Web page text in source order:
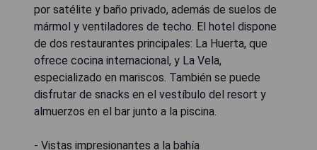
por satélite y baño privado, además de suelos de
mármol y ventiladores de techo. El hotel dispone
de dos restaurantes principales: La Huerta, que
ofrece cocina internacional, y La Vela,
especializado en mariscos. También se puede
disfrutar de snacks en el vestíbulo del resort y
almuerzos en el bar junto a la piscina.
- Vistas impresionantes a la bahía